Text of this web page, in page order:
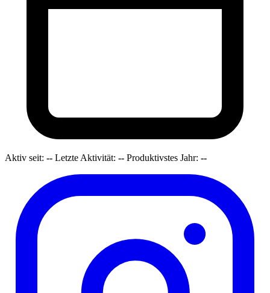
Aktiv seit: -- Letzte Aktivität: -- Produktivstes Jahr: --